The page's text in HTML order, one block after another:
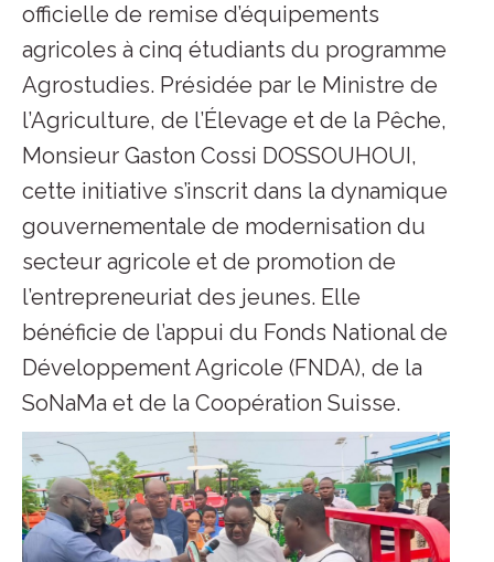
officielle de remise d’équipements
agricoles à cinq étudiants du programme
Agrostudies. Présidée par le Ministre de
l’Agriculture, de l’Élevage et de la Pêche,
Monsieur Gaston Cossi DOSSOUHOUI,
cette initiative s’inscrit dans la dynamique
gouvernementale de modernisation du
secteur agricole et de promotion de
l’entrepreneuriat des jeunes. Elle
bénéficie de l’appui du Fonds National de
Développement Agricole (FNDA), de la
SoNaMa et de la Coopération Suisse.